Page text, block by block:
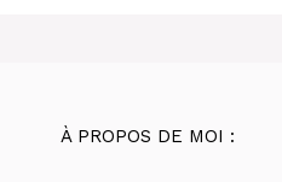
À PROPOS DE MOI :